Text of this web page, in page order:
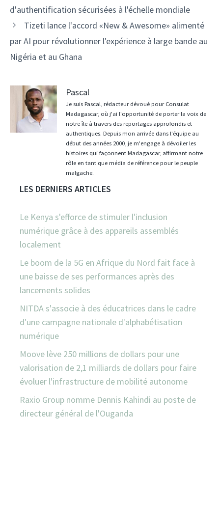
d'authentification sécurisées à l'échelle mondiale
Tizeti lance l'accord «New & Awesome» alimenté
par AI pour révolutionner l'expérience à large bande au
Nigéria et au Ghana
Pascal
Je suis Pascal, rédacteur dévoué pour Consulat
Madagascar, où j'ai l'opportunité de porter la voix de
notre île à travers des reportages approfondis et
authentiques. Depuis mon arrivée dans l'équipe au
début des années 2000, je m'engage à dévoiler les
histoires qui façonnent Madagascar, affirmant notre
rôle en tant que média de référence pour le peuple
malgache.
LES DERNIERS ARTICLES
Le Kenya s'efforce de stimuler l'inclusion
numérique grâce à des appareils assemblés
localement
Le boom de la 5G en Afrique du Nord fait face à
une baisse de ses performances après des
lancements solides
NITDA s'associe à des éducatrices dans le cadre
d'une campagne nationale d'alphabétisation
numérique
Moove lève 250 millions de dollars pour une
valorisation de 2,1 milliards de dollars pour faire
évoluer l'infrastructure de mobilité autonome
Raxio Group nomme Dennis Kahindi au poste de
directeur général de l'Ouganda